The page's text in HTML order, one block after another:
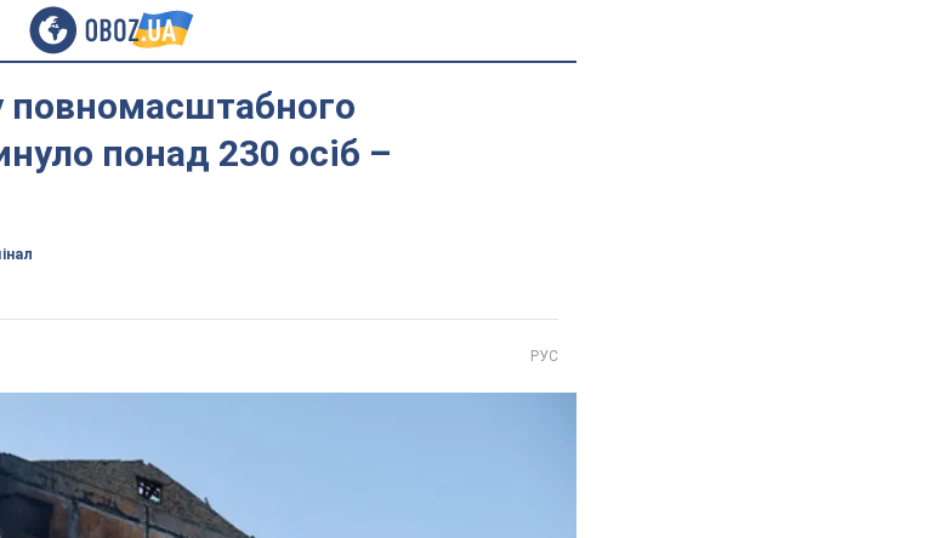
повномасштабного
понад 230 осіб –
РУС